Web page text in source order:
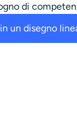
di
un disegno